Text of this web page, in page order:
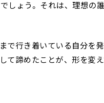
しょう。それは、理想の
行き着いている自分を発
て諦めたことが、形を変